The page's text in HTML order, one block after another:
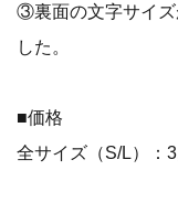
③裏面の文字サイズ
した。
■価格
全サイズ（S/L）：